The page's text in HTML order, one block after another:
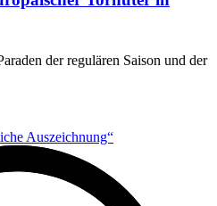
der regulären Saison und der